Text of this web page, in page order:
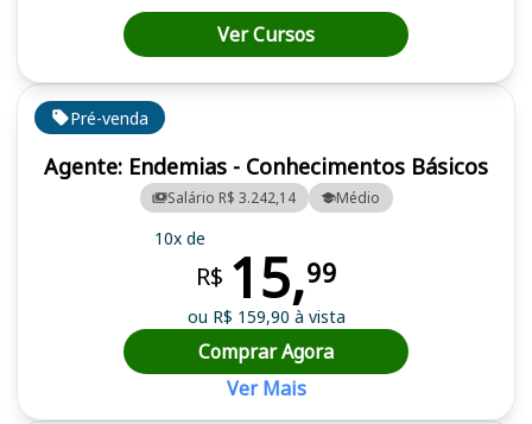
Pré-venda
Agente: Endemias - Conhecimentos Básicos
Salário R$ 3.242,14 Médio
10x de
R$ 15,99
ou R$ 159,90 à vista
Comprar Agora
Ver Mais
Ver Cursos